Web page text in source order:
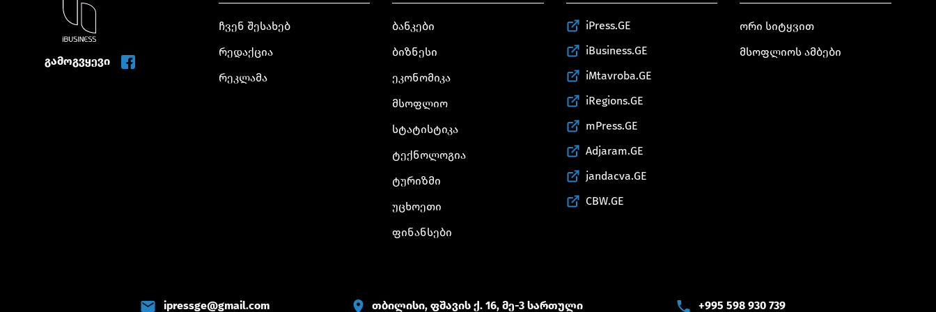
გამოგვყევი
ჩვენ შესახებ
რედაქცია
რეკლამა
ბანკები
ბიზნესი
ეკონომიკა
მსოფლიო
სტატისტიკა
ტექნოლოგია
ტურიზმი
უცხოეთი
ფინანსები
iPress.GE
iBusiness.GE
iMtavroba.GE
iRegions.GE
mPress.GE
Adjaram.GE
jandacva.GE
CBW.GE
ორი სიტყვით
მსოფლიოს ამბები
ipressge@gmail.com თბილისი, ფშავის ქ. 16, მე-3 სართული +995 598 930 739